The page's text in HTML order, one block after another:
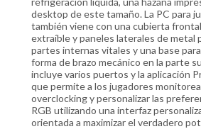
desktop de este tamaño. La PC para
también viene con una cubierta
extraíble y paneles laterales de metal
partes internas vitales y una base
forma de brazo mecánico en la parte
incluye varios puertos y la aplicación
que permite a los jugadores
overclocking y personalizar las
RGB utilizando una interfaz
orientada a maximizar el verdadero